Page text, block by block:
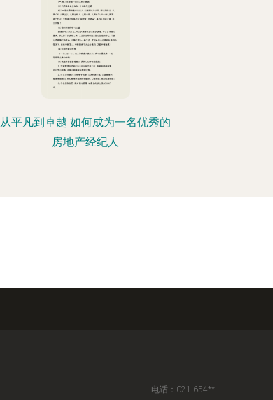
从平凡到卓越 如何成为一名优秀的
房地产经纪人
电话：021-654**